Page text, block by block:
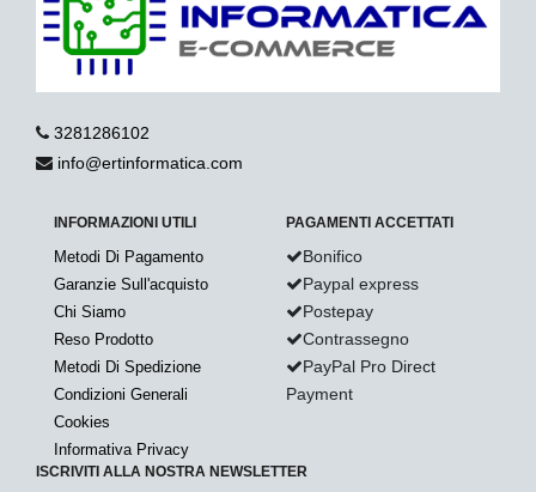
3281286102
info@ertinformatica.com
INFORMAZIONI UTILI
Metodi Di Pagamento
Garanzie Sull'acquisto
Chi Siamo
Reso Prodotto
Metodi Di Spedizione
Condizioni Generali
Cookies
Informativa Privacy
PAGAMENTI ACCETTATI
Bonifico
Paypal express
Postepay
Contrassegno
PayPal Pro Direct
Payment
ISCRIVITI ALLA NOSTRA NEWSLETTER